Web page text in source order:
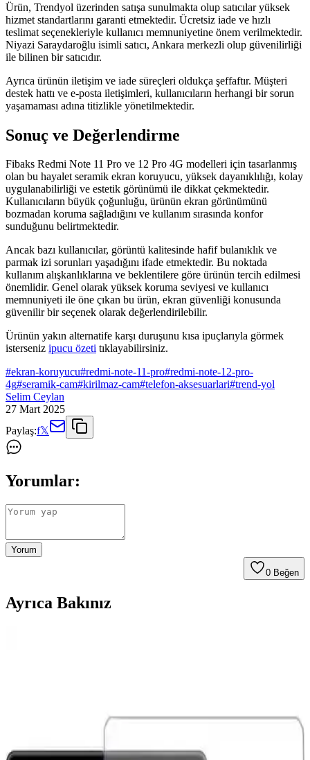
Ürün, Trendyol üzerinden satışa sunulmakta olup satıcılar yüksek
hizmet standartlarını garanti etmektedir. Ücretsiz iade ve hızlı
teslimat seçenekleriyle kullanıcı memnuniyetine önem verilmektedir.
Niyazi Saraydaroğlu isimli satıcı, Ankara merkezli olup güvenilirliği
ile bilinen bir satıcıdır.
Ayrıca ürünün iletişim ve iade süreçleri oldukça şeffaftır. Müşteri
destek hattı ve e-posta iletişimleri, kullanıcıların herhangi bir sorun
yaşamaması adına titizlikle yönetilmektedir.
Sonuç ve Değerlendirme
Fibaks Redmi Note 11 Pro ve 12 Pro 4G modelleri için tasarlanmış
olan bu hayalet seramik ekran koruyucu, yüksek dayanıklılığı, kolay
uygulanabilirliği ve estetik görünümü ile dikkat çekmektedir.
Kullanıcıların büyük çoğunluğu, ürünün ekran görünümünü
bozmadan koruma sağladığını ve kullanım sırasında konfor
sunduğunu belirtmektedir.
Ancak bazı kullanıcılar, görüntü kalitesinde hafif bulanıklık ve
parmak izi sorunları yaşadığını ifade etmektedir. Bu noktada
kullanım alışkanlıklarına ve beklentilere göre ürünün tercih edilmesi
önemlidir. Genel olarak yüksek koruma seviyesi ve kullanıcı
memnuniyeti ile öne çıkan bu ürün, ekran güvenliği konusunda
güvenilir bir seçenek olarak değerlendirilebilir.
Ürünün yakın alternatife karşı duruşunu kısa ipuçlarıyla görmek
isterseniz ipucu özeti tıklayabilirsiniz.
#ekran-koruyucu#redmi-note-11-pro#redmi-note-12-pro-
4g#seramik-cam#kirilmaz-cam#telefon-aksesuarlari#trend-yol
Selim Ceylan
27 Mart 2025
Paylaş:f𝕏
Yorumlar:
Yorum
0 Beğen
Ayrıca Bakınız
X810 modeline özel tasarımıyla yüksek dayanıklılık ve estetik sunar.
Çizilmelere karşı dirençli, kolay uygulanabilir ve kullanımı rahat bir